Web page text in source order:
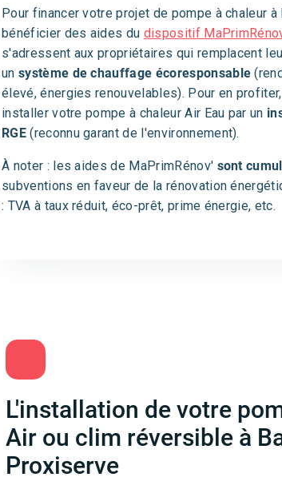
Pour financer votre projet de pompe à chaleur à
bénéficier des aides du dispositif
s'adressent aux propriétaires qui remplacent
un système de chauffage écoresponsable
élevé, énergies renouvelables). Pour en
installer votre pompe à chaleur Air Eau par un
RGE(reconnu garant de l'environnement).
À noter : les aides de MaPrimRénov' sont
subventions en faveur de la rénovation
: TVA à taux réduit, éco-prêt, prime énergie, etc.
L'installation de votre
Air ou clim réversible à
Proxiserve